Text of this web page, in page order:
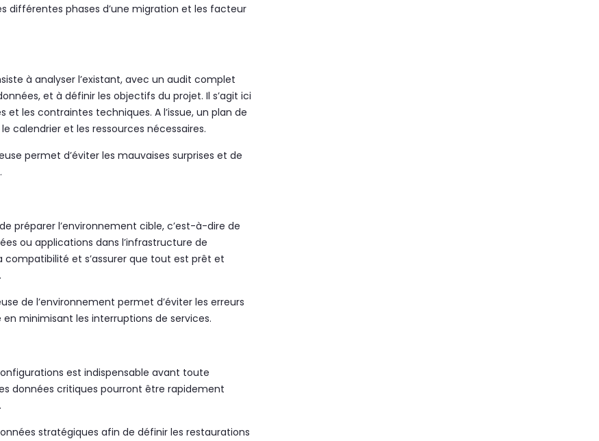
différentes phases d’une migration et les facteur
à analyser l’existant, avec un audit complet
et à définir les objectifs du projet. Il s’agit ici
et les contraintes techniques. A l’issue, un plan de
calendrier et les ressources nécessaires.
permet d’éviter les mauvaises surprises et de
préparer l’environnement cible, c’est-à-dire de
ou applications dans l’infrastructure de
compatibilité et s’assurer que tout est prêt et
de l’environnement permet d’éviter les erreurs
minimisant les interruptions de services.
est indispensable avant toute
données critiques pourront être rapidement
stratégiques afin de définir les restaurations